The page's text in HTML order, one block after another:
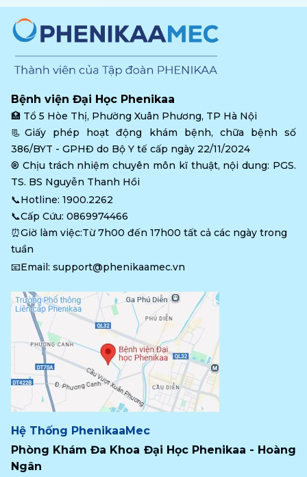
Bệnh viện Đại Học Phenikaa
🏥 Tổ 5 Hòe Thị, Phường Xuân Phương, TP Hà Nội
📃Giấy phép hoạt động khám bệnh, chữa bệnh số
386/BYT - GPHĐ do Bộ Y tế cấp ngày 22/11/2024
®️ Chịu trách nhiệm chuyên môn kĩ thuật, nội dung: PGS.
TS. BS Nguyễn Thanh Hồi
📞Hotline: 1900.2262
📞Cấp Cứu: 0869974466
⏰Giờ làm việc:Từ 7h00 đến 17h00 tất cả các ngày trong
tuần
📧Email: support@phenikaamec.vn
Hệ Thống PhenikaaMec
Phòng Khám Đa Khoa Đại Học Phenikaa - Hoàng
Ngân